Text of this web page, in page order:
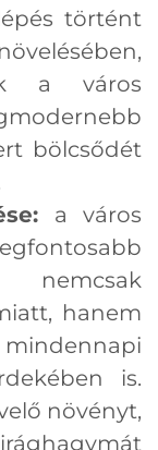
történt
a város
bölcsődét
a város
nemcsak
hanem
is.
növényt,